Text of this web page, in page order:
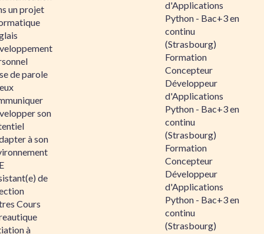
un projet
de parole
son
à son
de
Cours
à
d'Applications
Python - Bac+3 en
continu
(Strasbourg)
Formation
Concepteur
Développeur
d'Applications
Python - Bac+3 en
continu
(Strasbourg)
Formation
Concepteur
Développeur
d'Applications
Python - Bac+3 en
continu
(Strasbourg)